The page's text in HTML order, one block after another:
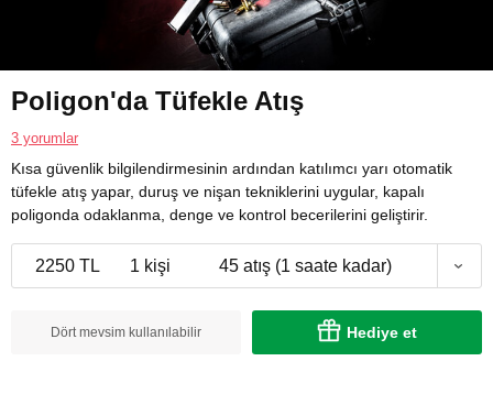
Poligon'da Tüfekle Atış
3 yorumlar
Kısa güvenlik bilgilendirmesinin ardından katılımcı yarı otomatik
tüfekle atış yapar, duruş ve nişan tekniklerini uygular, kapalı
poligonda odaklanma, denge ve kontrol becerilerini geliştirir.
2250 TL 1 kişi 45 atış (1 saate kadar)
Dört mevsim kullanılabilir Hediye et